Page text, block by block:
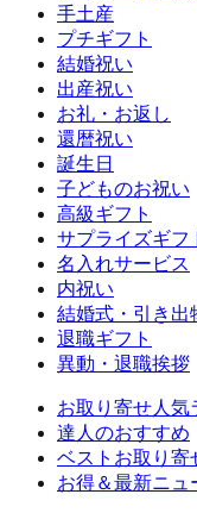
手土産
プチギフト
結婚祝い
出産祝い
お礼・お返し
還暦祝い
誕生日
子どものお祝い
高級ギフト
サプライズギフ
名入れサービス
内祝い
結婚式・引き出
退職ギフト
異動・退職挨拶
お取り寄せ人気
達人のおすすめ
ベストお取り寄
お得＆最新ニュ